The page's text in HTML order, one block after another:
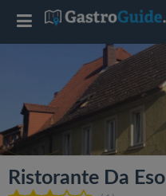
Ristorante Da Eso
T
g
l